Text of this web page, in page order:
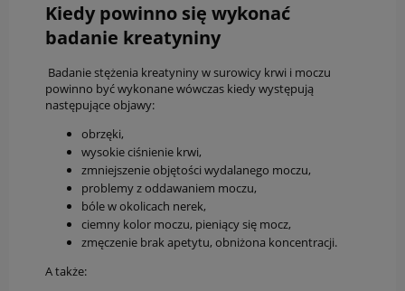
Kiedy powinno się wykonać
badanie kreatyniny
Badanie stężenia kreatyniny w surowicy krwi i moczu
powinno być wykonane wówczas kiedy występują
następujące objawy:
obrzęki,
wysokie ciśnienie krwi,
zmniejszenie objętości wydalanego moczu,
problemy z oddawaniem moczu,
bóle w okolicach nerek,
ciemny kolor moczu, pieniący się mocz,
zmęczenie brak apetytu, obniżona koncentracji.
A także: